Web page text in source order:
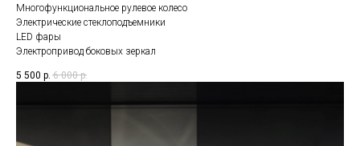
Многофункциональное рулевое колесо
Электрические стеклоподъемники
LED фары
Электропривод боковых зеркал
5 500 р. 6 000 р.